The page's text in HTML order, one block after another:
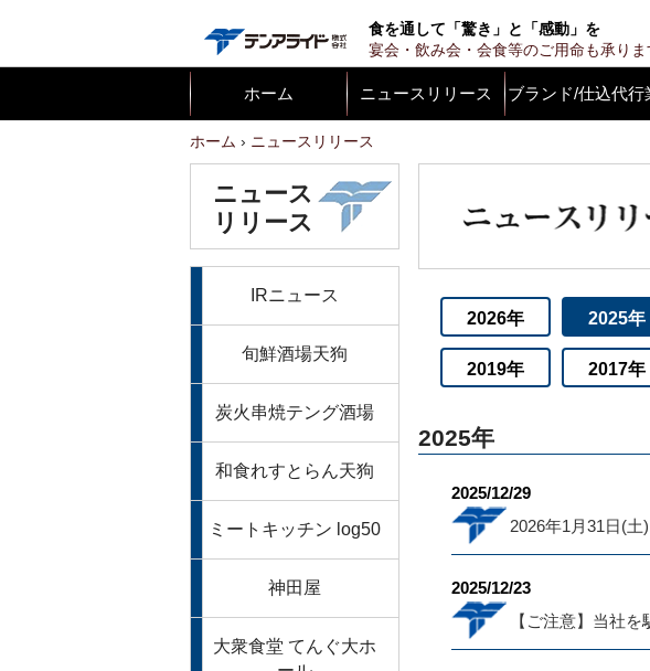
テンアライド
食を通して「驚き」と「感動」を
宴会・飲み会・会食等のご用命も承りま
ホーム ニュースリリース ブランド/仕込代行
ホーム ニュースリリース
2026年 2025年
2019年 2017年
2025年
2025/12/29
2026年1月31日(
2025/12/23
【ご注意】当社
ニュース
リリース
IRニュース
旬鮮酒場天狗
炭火串焼テング酒場
和食れすとらん天狗
ミートキッチン log50
神田屋
大衆食堂 てんぐ大ホ